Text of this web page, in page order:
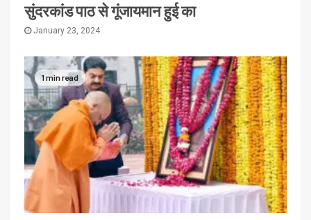
सुंदरकांड पाठ से गूंजायमान हुई का
January 23, 2024
1 min read